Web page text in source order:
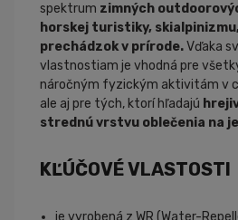
spektrum zimných
horskej turistiky,
prechádzokv prírode.Vďaka
vlastnostiam je vhodná pre
náročným fyzickým aktivitám v
ale aj pre tých, ktorí hľadajú
strednú vrstvu oblečenia na
KĽÚČOVÉ VLASTOSTI
je vyrobená z WR (Water-